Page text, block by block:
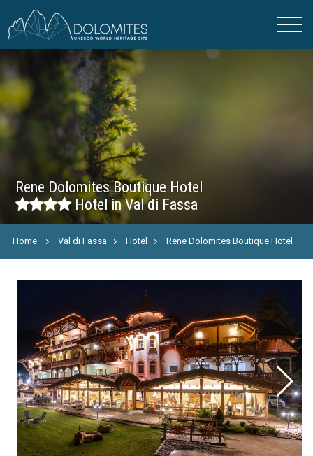
Rene Dolomites Boutique Hotel
Hotel in Val di Fassa
Home Val di Fassa Hotel Rene Dolomites Boutique Hotel